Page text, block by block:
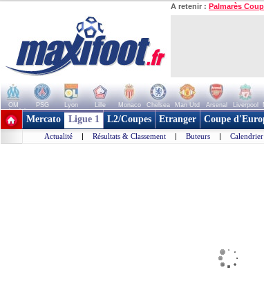
A retenir : Palmarès
OM PSG Lyon Lille Monaco Chelsea Man Utd Arsenal Liverpool
+ de clubs
Mercato Ligue 1 L2/Coupes Etranger Coupe
Actualité | Résultats & Classement | Buteurs | Calendrier